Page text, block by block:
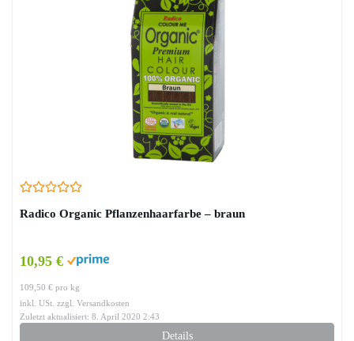
Radico Organic Pflanzenhaarfarbe – braun
10,95 €
109,50 € pro kg
inkl. USt. zzgl. Versandkosten
Zuletzt aktualisiert: 8. April 2020 2:43
Details